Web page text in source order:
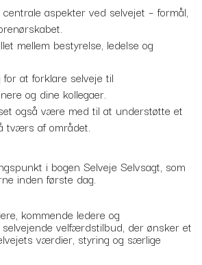
aspekter ved selvejet – formål,
mellem bestyrelse, ledelse og
at forklare selveje til
og dine kollegaer.
også være med til at understøtte et
tværs af området.
i bogen Selveje Selvsagt, som
inden første dag.
kommende ledere og
velfærdstilbud, der ønsker et
værdier, styring og særlige